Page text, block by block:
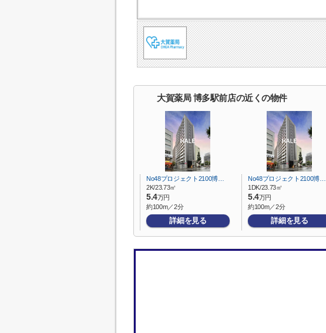
大賀薬局 博多駅前店の近くの物件
No48プロジェクト2100博…
2K/23.73㎡
5.4万円
約100m／2分
詳細を見る
No48プロジェクト2100博…
1DK/23.73㎡
5.4万円
約100m／2分
詳細を見る